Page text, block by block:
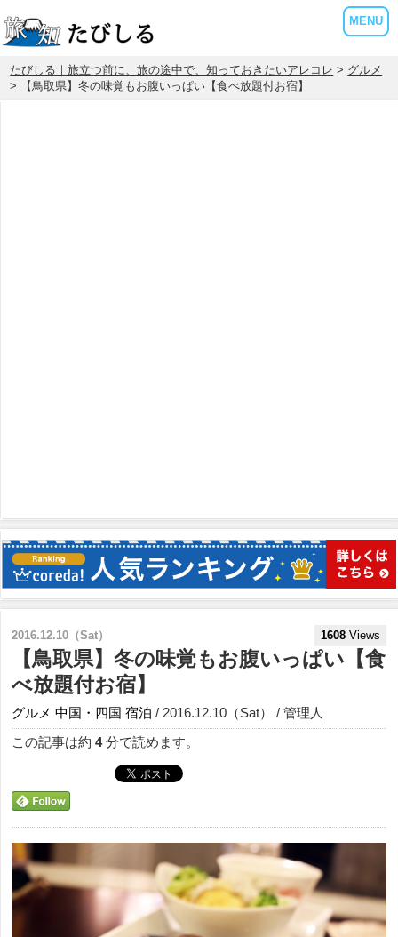
MENU
たびしる｜旅立つ前に、旅の途中で、知っておきたいアレコレ > グルメ
> 【鳥取県】冬の味覚もお腹いっぱい【食べ放題付お宿】
2016.12.10（Sat） 1608 Views
【鳥取県】冬の味覚もお腹いっぱい【食
べ放題付お宿】
グルメ 中国・四国 宿泊 / 2016.12.10（Sat） / 管理人
この記事は約 4分で読めます。